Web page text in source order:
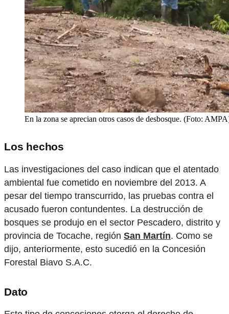
En la zona se aprecian otros casos de desbosque. (Foto:
Los hechos
Las investigaciones del caso indican que el atentado
ambiental fue cometido en noviembre del 2013. A
pesar del tiempo transcurrido, las pruebas contra el
acusado fueron contundentes. La destrucción de
bosques se produjo en el sector Pescadero, distrito y
provincia de Tocache, región San Martín. Como se
dijo, anteriormente, esto sucedió en la Concesión
Forestal Biavo S.A.C.
Dato